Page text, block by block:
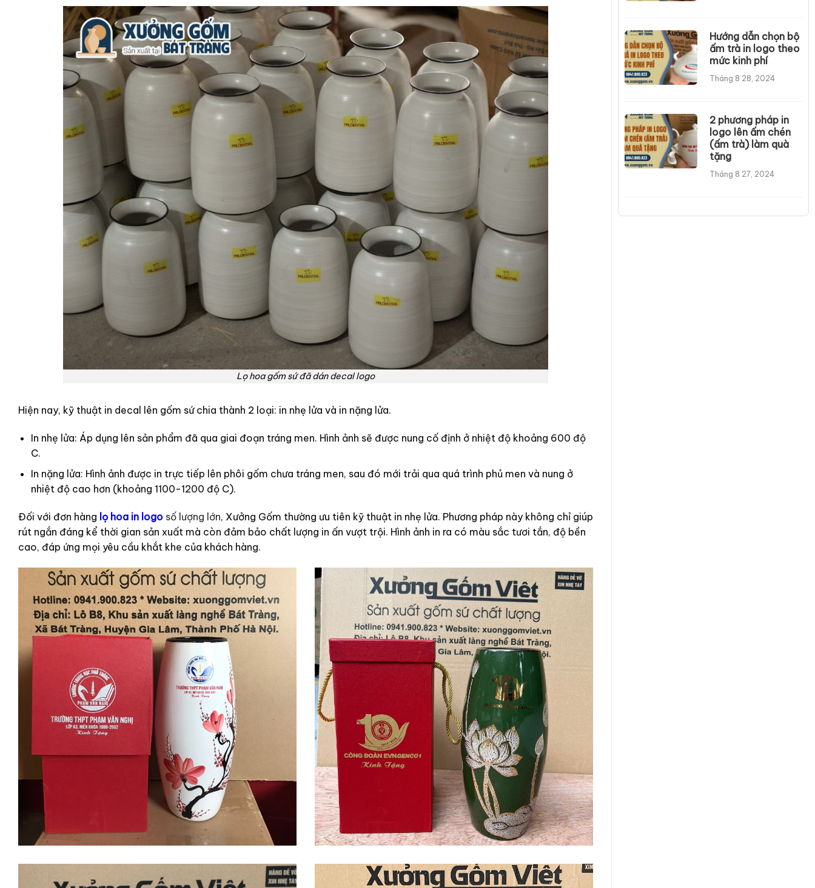
Lọ hoa gốm sứ đã dán decal logo
Hiện nay, kỹ thuật in decal lên gốm sứ chia thành 2 loại: in nhẹ lửa và in nặng lửa.
In nhẹ lửa: Áp dụng lên sản phẩm đã qua giai đoạn tráng men. Hình ảnh sẽ được nung cố định ở nhiệt độ khoảng 600 độ
C.
In nặng lửa: Hình ảnh được in trực tiếp lên phôi gốm chưa tráng men, sau đó mới trải qua quá trình phủ men và nung ở
nhiệt độ cao hơn (khoảng 1100-1200 độ C).
Đối với đơn hàng lọ hoa in logo số lượng lớn, Xưởng Gốm thường ưu tiên kỹ thuật in nhẹ lửa. Phương pháp này không chỉ giúp
rút ngắn đáng kể thời gian sản xuất mà còn đảm bảo chất lượng in ấn vượt trội. Hình ảnh in ra có màu sắc tươi tắn, độ bền
cao, đáp ứng mọi yêu cầu khắt khe của khách hàng.
Hướng dẫn chọn bộ
ấm trà in logo theo
mức kinh phí
Tháng 8 28, 2024
2 phương pháp in
logo lên ấm chén
(ấm trà) làm quà
tặng
Tháng 8 27, 2024